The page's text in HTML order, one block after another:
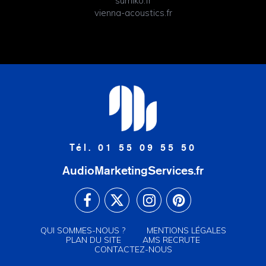
vienna-acoustics.fr
Tél. 01 55 09 55 50
AudioMarketingServices.fr
QUI SOMMES-NOUS ?
MENTIONS LÉGALES
PLAN DU SITE
AMS RECRUTE
CONTACTEZ-NOUS